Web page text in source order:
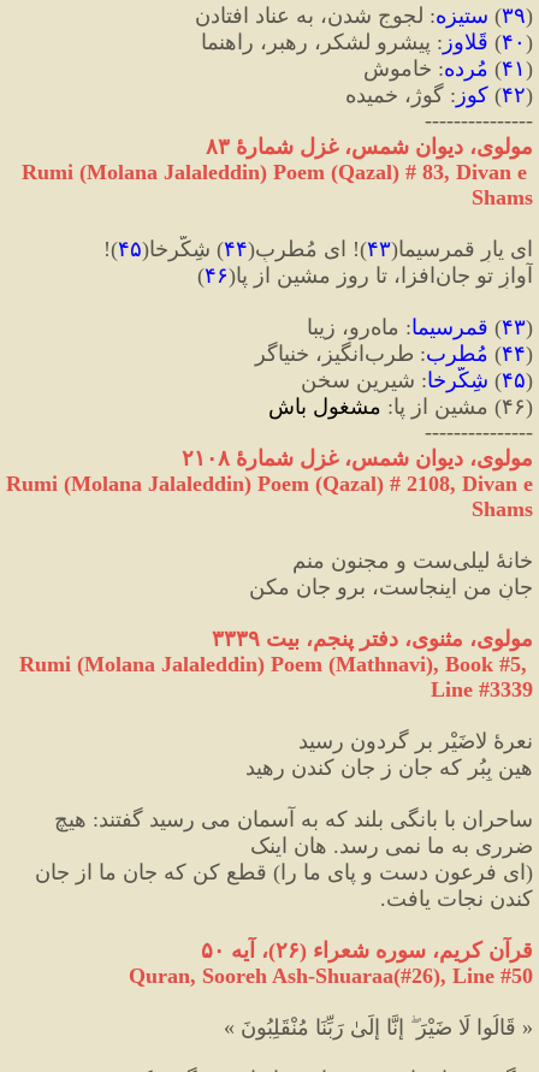
(۳۹) ستیزه: لجوج شدن، به عناد افتادن
( ۴۰) قَلاوز : پیشرو لشکر، رهبر، راهنما
(۴۱) مُرده: خاموش
(۴۲) کوز : گوژ، خمیده
---------------
مولوی، دیوان شمس، غزل شمارهٔ ۸۳
Rumi (Molana Jalaleddin) Poem (Qazal) # 83, Divan e
Shams
ای یارِ قمرسیما(۴۳)
! ای مُطربِ(۴۴) شِکَّرخا(۴۵)
!
آوازِ تو جان‌افزا، تا روز مشین از پا
(۴۶)
(۴۳) قمرسیما: ماه‌رو، زیبا
(۴۴) مُطرب: طرب‌انگیز، خنیاگر
(۴۵) شِکَّرخا: شیرین سخن
(۴۶) مشین از پا: مشغول باش
---------------
مولوی، دیوان شمس، غزل شمارهٔ ۲۱۰۸
Rumi (Molana Jalaleddin) Poem (Qazal) # 2108, Divan e
Shams
خانهٔ لیلی‌ست و مجنون منم
جانِ من اینجاست، برو جان مکن
مولوی، مثنوی، دفتر پنجم، بیت ۳۳۳۹
Rumi (Molana Jalaleddin) Poem (Mathnavi), Book #5,
Line #3339
نعرهٔ لاضَیْر بر گردون رسید
هین بِبُر که جان ز جان کندن رهید
ساحران با بانگی بلند که به آسمان می رسید گفتند:
ضرری به ما نمی رسد. هان اینک
(ای فرعون دست و پای ما را)
کندن نجات یافت.
قرآن کریم، سوره شعراء (۲۶)، آیه ۵۰
Quran, Sooreh Ash-Shuaraa(#26), Line #50
« قَالُوا لَا ضَيْرَ ۖ إِنَّا إِلَىٰ رَبِّنَا مُنْقَلِبُونَ »